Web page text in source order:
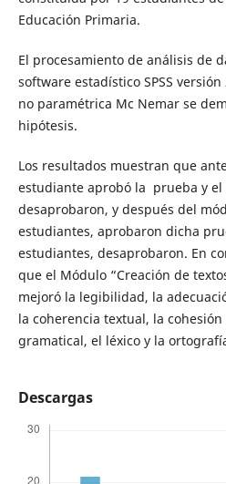
Educación Primaria.
El procesamiento de análisis de
software estadístico SPSS
no paramétrica Mc Nemar se
hipótesis.
Los resultados muestran que
estudiante aprobó la prueba y el
desaprobaron, y después del
estudiantes, aprobaron dicha
estudiantes, desaprobaron. En
que el Módulo “Creación de
mejoró la legibilidad, la
la coherencia textual, la
gramatical, el léxico y la
Descargas